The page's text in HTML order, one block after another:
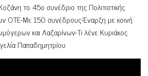
το 45ο συνέδριο της Πολιτιστικής
ΟΤΕ-Με 150 συνέδρους-Έναρξη με κοινή
και Λαζαρίνων-Τι λένε Κυριάκος
Παπαδημητρίου